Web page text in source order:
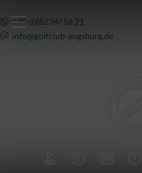
+49-(0)8234/ 56 21
info@golfclub-augsburg.de